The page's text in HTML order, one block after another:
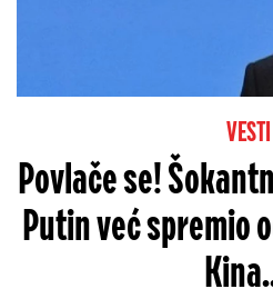
VESTI
Povlače se!
Putin već spremio